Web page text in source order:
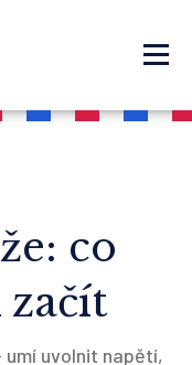
co
začít
umí uvolnit napětí,